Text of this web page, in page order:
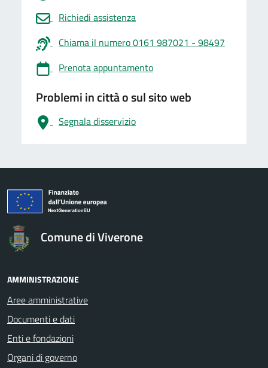
Richiedi assistenza
Chiama il numero 0161 987021 - 98497
Prenota appuntamento
Problemi in città o sul sito web
Segnala disservizio
logo Unione Europea
Comune di Viverone
AMMINISTRAZIONE
Aree amministrative
Documenti e dati
Enti e fondazioni
Organi di governo